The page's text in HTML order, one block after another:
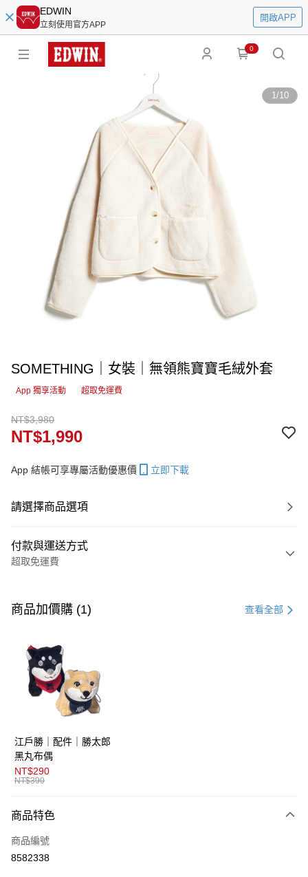
EDWIN
立刻使用官方APP
開啟APP
0
1/10
SOMETHING｜女裝｜無領熊寶寶毛絨外套
App 獨享活動 超取免運費
NT$3,980
NT$1,990
App 結帳可享專屬活動優惠價 立即下載
請選擇商品選項
付款與運送方式
超取免運費
信用卡一次付款
LINE Pay
AFTEE先享後付
【關於「AFTEE先享後付」】
便利好安心！
１．簡單：不需註冊會員、不需綁卡、不需儲值。
２．便利：只要手機號碼，簡訊認證，即可結帳。
３．安心：先確認商品／服務後，再付款。
１．於結帳方式選擇「AFTEE先享後付」後，將跳轉至「AFTEE先享後付」
２．訂單成立數日內，您將收到繳費通知簡訊。
３．收到繳費通知簡訊後14天內，點擊此簡訊中的連結，可透過四大超商／
運送方式
全家取貨付款
免運費
商品加價購 (1) 查看全部
江戶勝｜配件｜勝太郎
黑丸布偶
NT$290
NT$390
商品特色
商品編號
8582338